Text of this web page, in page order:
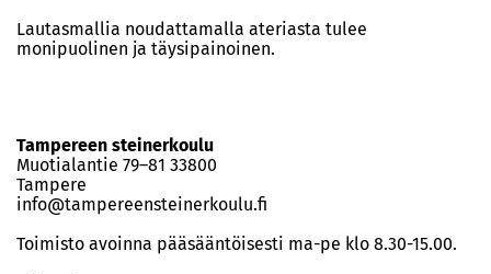
Lautasmallia noudattamalla ateriasta tulee
monipuolinen ja täysipainoinen.
Tampereen steinerkoulu
Muotialantie 79–81 33800
Tampere
info@tampereensteinerkoulu.fi
Toimisto avoinna pääsääntöisesti ma-pe klo 8.30-15.00.